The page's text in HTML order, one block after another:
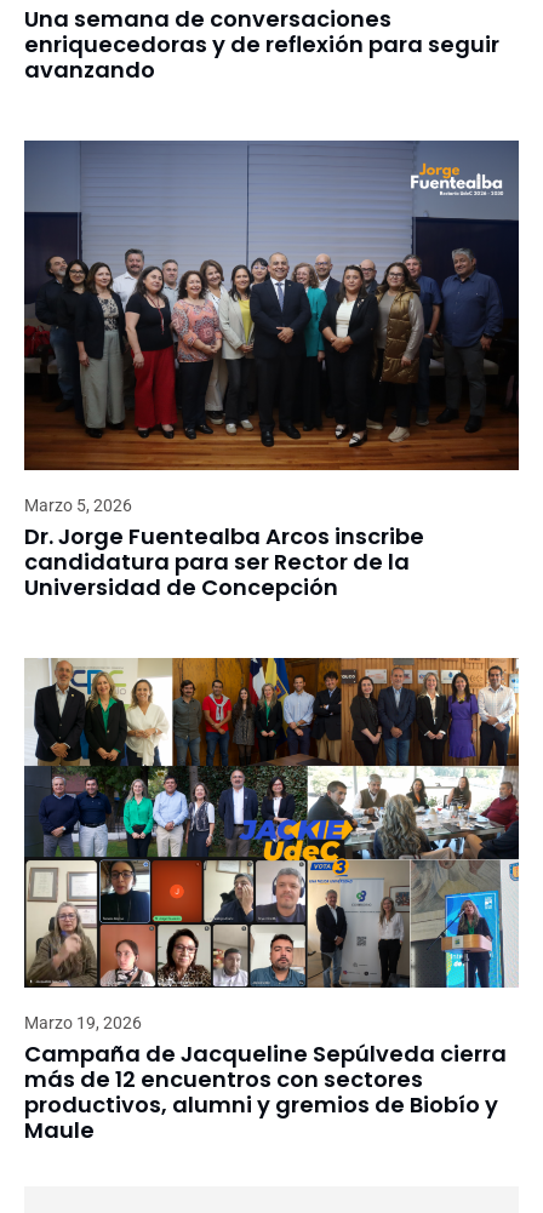
Una semana de conversaciones
enriquecedoras y de reflexión para seguir
avanzando
Marzo 5, 2026
Dr. Jorge Fuentealba Arcos inscribe
candidatura para ser Rector de la
Universidad de Concepción
Marzo 19, 2026
Campaña de Jacqueline Sepúlveda cierra
más de 12 encuentros con sectores
productivos, alumni y gremios de Biobío y
Maule